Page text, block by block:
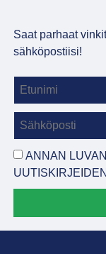
Saat parhaat
sähköpostiisi!
ANNAN